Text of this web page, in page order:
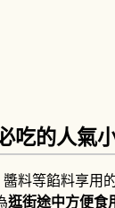
吃的人氣
料等餡料享用
逛街途中方便食